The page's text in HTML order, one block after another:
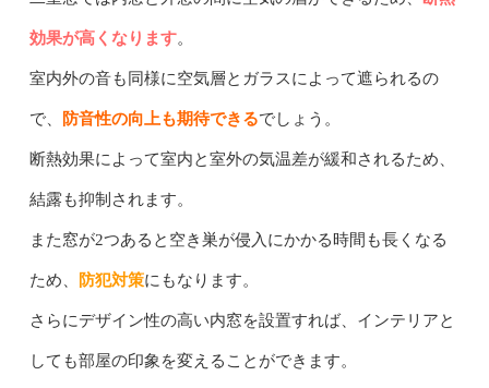
効果が高くなります。
室内外の音も同様に空気層とガラスによって遮られるの
で、 防音性の向上も期待できるでしょう。
断熱効果によって室内と室外の気温差が緩和されるため、
結露も抑制されます。
また窓が2つあると空き巣が侵入にかかる時間も長くなる
ため、 防犯対策にもなります。
さらにデザイン性の高い内窓を設置すれば、インテリアと
しても部屋の印象を変えることができます。